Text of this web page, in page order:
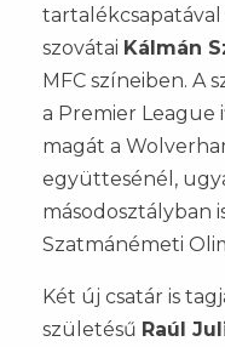
tartalékcsapatával
szovátai Kálmán
MFC színeiben. A
a Premier League
magát a
együttesénél,
másodosztályban
Szatmánémeti
Két új csatár is
születésű Raúl